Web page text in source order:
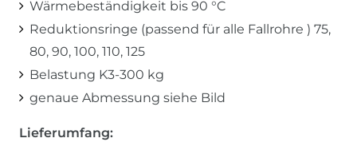
Wärmebeständigkeit bis 90 °C
Reduktionsringe (passend für alle Fallrohre ) 75,
80, 90, 100, 110, 125
Belastung K3-300 kg
genaue Abmessung siehe Bild
Lieferumfang: